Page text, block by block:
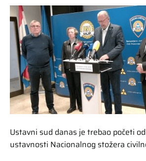
Ustavni sud danas je trebao početi
ustavnosti Nacionalnog stožera